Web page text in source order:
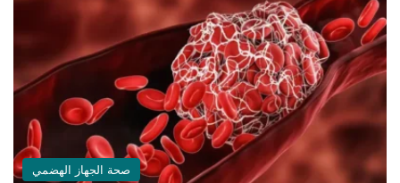
صحة الجهاز الهضمي